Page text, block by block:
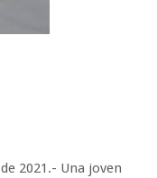
2021.- Una joven